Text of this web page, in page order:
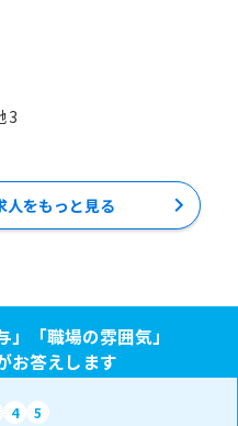
3
人をもっと見る
」「職場の雰囲気」
お答えします
4 5